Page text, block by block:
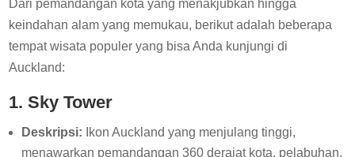
Dari pemandangan kota yang menakjubkan hingga
keindahan alam yang memukau, berikut adalah beberapa
tempat wisata populer yang bisa Anda kunjungi di
Auckland:
1. Sky Tower
Deskripsi: Ikon Auckland yang menjulang tinggi,
menawarkan pemandangan 360 derajat kota, pelabuhan,